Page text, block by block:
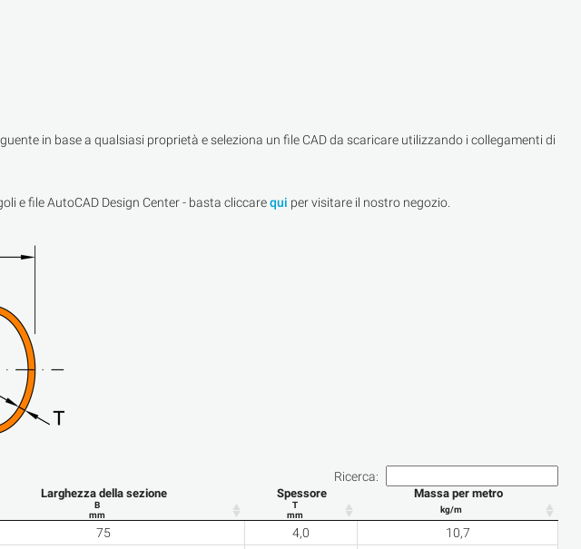
in base a qualsiasi proprietà e seleziona un file CAD da scaricare utilizzando i collegamenti di
e file AutoCAD Design Center - basta cliccarequi per visitare il nostro negozio.
Ricerca:
Larghezza della sezione Spessore Massa per metro
B
mm
T
mm
kg/m
75 4,0
10,7